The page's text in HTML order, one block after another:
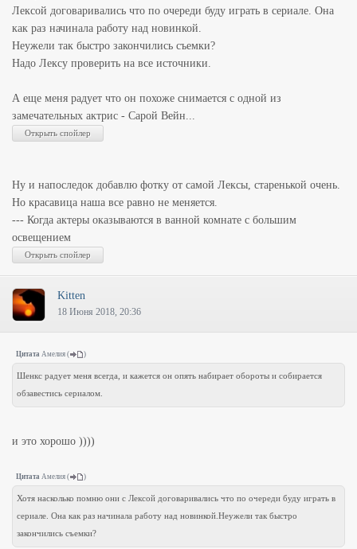
Лексой договаривались что по очереди буду играть в сериале. Она
как раз начинала работу над новинкой.
Неужели так быстро закончились съемки?
Надо Лексу проверить на все источники.
А еще меня радует что он похоже снимается с одной из
замечательных актрис - Сарой Вейн...
Ну и напоследок добавлю фотку от самой Лексы, старенькой очень.
Но красавица наша все равно не меняется.
--- Когда актеры оказываются в ванной комнате с большим
освещением
Kitten
18 Июня 2018, 20:36
Цитата Амелия ( )
Шенкс радует меня всегда, и кажется он опять набирает обороты и собирается
обзавестись сериалом.
и это хорошо ))))
Цитата Амелия ( )
Хотя насколько помню они с Лексой договаривались что по очереди буду играть в
сериале. Она как раз начинала работу над новинкой.Неужели так быстро
закончились съемки?